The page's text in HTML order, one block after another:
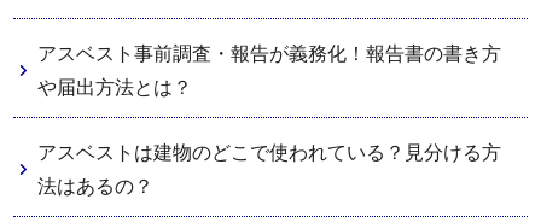
アスベスト事前調査・報告が義務化！報告書の書き方
や届出方法とは？
アスベストは建物のどこで使われている？見分ける方
法はあるの？